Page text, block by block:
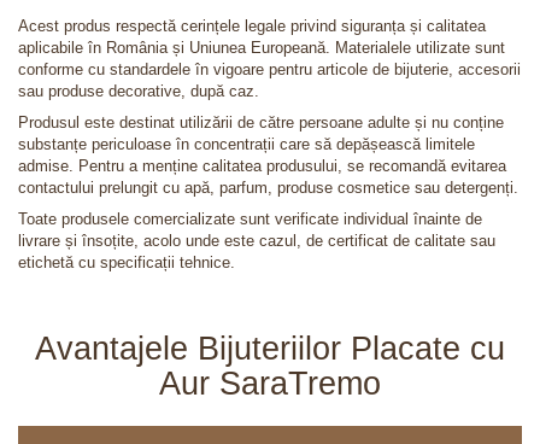
Acest produs respectă cerințele legale privind siguranța și calitatea
aplicabile în România și Uniunea Europeană. Materialele utilizate sunt
conforme cu standardele în vigoare pentru articole de bijuterie, accesorii
sau produse decorative, după caz.
Produsul este destinat utilizării de către persoane adulte și nu conține
substanțe periculoase în concentrații care să depășească limitele
admise. Pentru a menține calitatea produsului, se recomandă evitarea
contactului prelungit cu apă, parfum, produse cosmetice sau detergenți.
Toate produsele comercializate sunt verificate individual înainte de
livrare și însoțite, acolo unde este cazul, de certificat de calitate sau
etichetă cu specificații tehnice.
Avantajele Bijuteriilor Placate cu
Aur SaraTremo